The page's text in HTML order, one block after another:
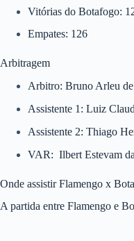
Vitórias do Botafogo:
Empates: 126
Arbitragem
Arbitro: Bruno Arleu
Assistente 1: Luiz
Assistente 2: Thiago
VAR: Ilbert Estevam
Onde assistir Flamengo x
A partida entre Flamengo e